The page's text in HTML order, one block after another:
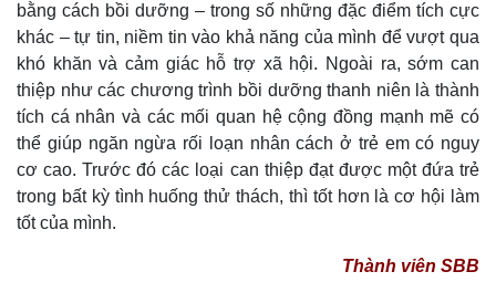
bằng cách bồi dưỡng – trong số những đặc điểm tích cực
khác – tự tin, niềm tin vào khả năng của mình để vượt qua
khó khăn và cảm giác hỗ trợ xã hội. Ngoài ra, sớm can
thiệp như các chương trình bồi dưỡng thanh niên là thành
tích cá nhân và các mối quan hệ cộng đồng mạnh mẽ có
thể giúp ngăn ngừa rối loạn nhân cách ở trẻ em có nguy
cơ cao. Trước đó các loại can thiệp đạt được một đứa trẻ
trong bất kỳ tình huống thử thách, thì tốt hơn là cơ hội làm
tốt của mình.
Thành viên SBB